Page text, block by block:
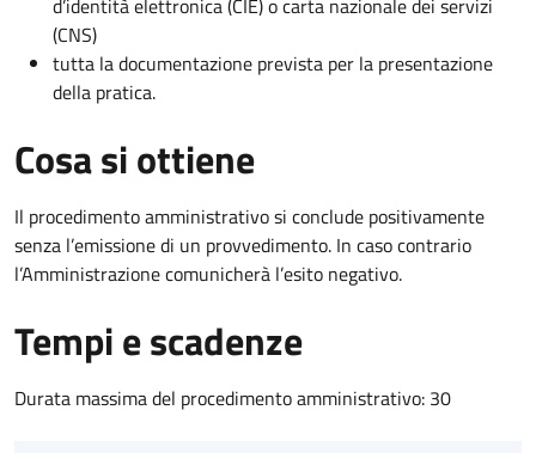
d’identità elettronica (CIE) o carta nazionale dei servizi
(CNS)
tutta la documentazione prevista per la presentazione
della pratica.
Cosa si ottiene
Il procedimento amministrativo si conclude positivamente
senza l’emissione di un provvedimento. In caso contrario
l’Amministrazione comunicherà l’esito negativo.
Tempi e scadenze
Durata massima del procedimento amministrativo: 30